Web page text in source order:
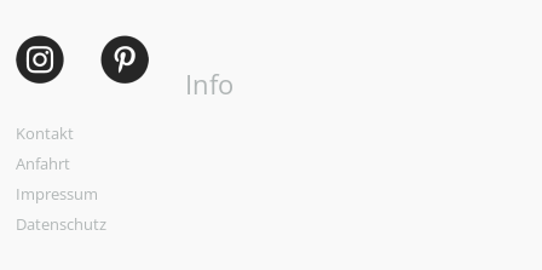
Info
Kontakt
Anfahrt
Impressum
Datenschutz